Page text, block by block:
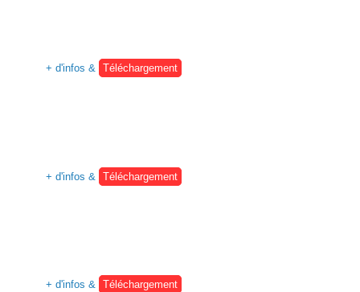
+ d'infos &
Téléchargement
+ d'infos &
Téléchargement
+ d'infos & Téléchargement